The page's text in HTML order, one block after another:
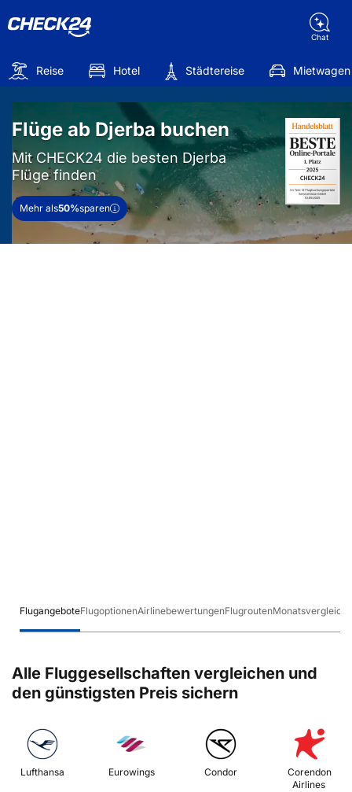
Chat
Reise Hotel Städtereise Mietwagen
Flüge ab Djerba buchen
Mit CHECK24 die besten Djerba
Flüge finden
Mehr als50%sparen
FlugangeboteFlugoptionenAirlinebewertungenFlugroutenMonatsvergleich
Alle Fluggesellschaften vergleichen und
den günstigsten Preis sichern
Lufthansa Eurowings Condor
Corendon
Airlines